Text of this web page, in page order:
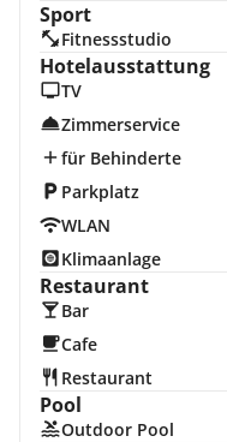
Sport
Fitnessstudio
Hotelausstattung
TV
Zimmerservice
für Behinderte
Parkplatz
WLAN
Klimaanlage
Restaurant
Bar
Cafe
Restaurant
Pool
Outdoor Pool